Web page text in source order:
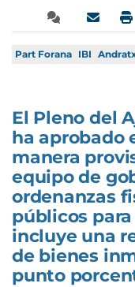
Part Forana IBI
El Pleno del
ha aprobado
manera
equipo de
ordenanzas
públicos
incluye una
de bienes
punto